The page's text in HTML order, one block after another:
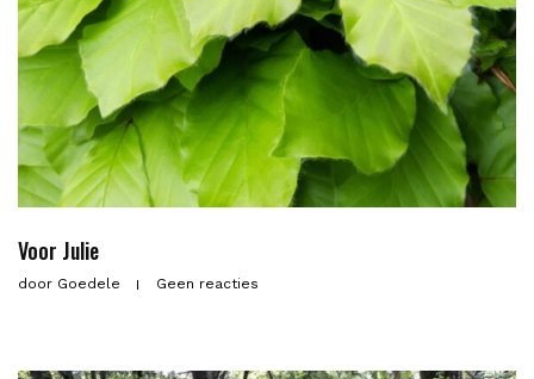
Voor Julie
door Goedele Geen reacties